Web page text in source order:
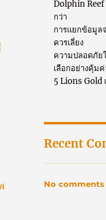
Dolphin Reef
กว่า
การแยกข้อมูล
ควรเลี่ยง
ความปลอดภัย
เลือกอย่างคุ้มค่
5 Lions Gold
Recent
No